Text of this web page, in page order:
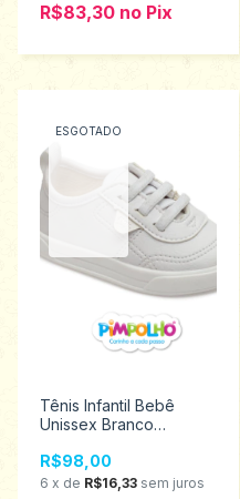
R$83,30 no Pix
ESGOTADO
Tênis Infantil Bebê
Unissex Branco
a 27 120180
R$98,00
6 x de R$16,33 sem juros